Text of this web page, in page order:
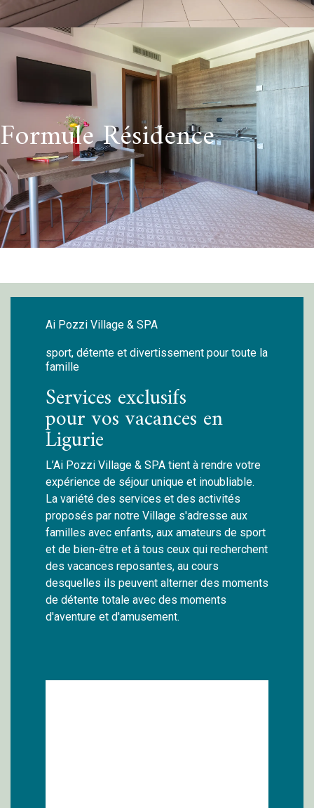
Formule Résidence
Ai Pozzi Village & SPA
sport, détente et divertissement pour toute la
famille
Services exclusifs
pour vos vacances en
Ligurie
L’Ai Pozzi Village & SPA tient à rendre votre
expérience de séjour unique et inoubliable.
La variété des services et des activités
proposés par notre Village s'adresse aux
familles avec enfants, aux amateurs de sport
et de bien-être et à tous ceux qui recherchent
des vacances reposantes, au cours
desquelles ils peuvent alterner des moments
de détente totale avec des moments
d'aventure et d'amusement.